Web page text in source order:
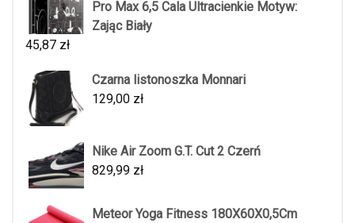
Pro Max 6,5 Cala Ultracienkie Motyw:
Zając Biały
45,87 zł
Czarna listonoszka Monnari
129,00 zł
Nike Air Zoom G.T. Cut 2 Czerń
829,99 zł
Meteor Yoga Fitness 180X60X0,5Cm